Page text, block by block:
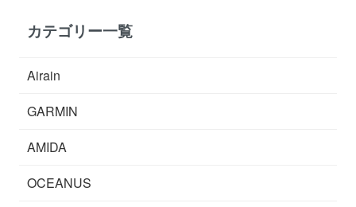
カテゴリー一覧
Airain
GARMIN
AMIDA
OCEANUS